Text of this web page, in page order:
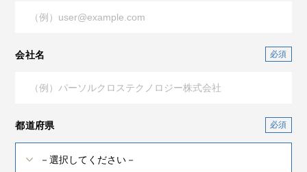
会社名
都道府県